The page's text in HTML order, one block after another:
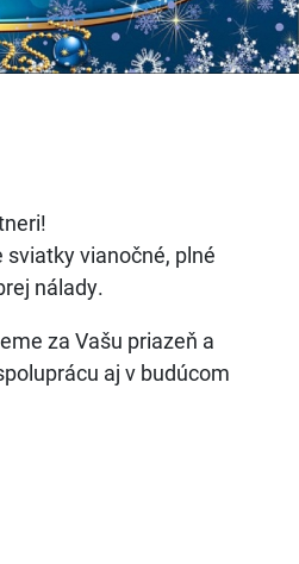
vianočné, plné
nálady.
za Vašu priazeň a
aj v budúcom